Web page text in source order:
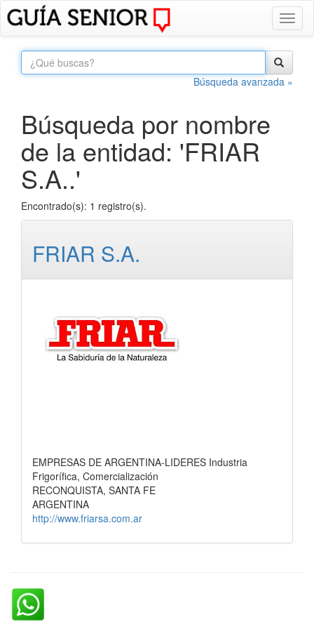
Búsqueda avanzada »
Búsqueda por nombre
de la entidad: 'FRIAR
S.A..'
Encontrado(s): 1 registro(s).
FRIAR S.A.
EMPRESAS DE ARGENTINA-LIDERES Industria
Frigorífica, Comercialización
RECONQUISTA, SANTA FE
ARGENTINA
http://www.friarsa.com.ar